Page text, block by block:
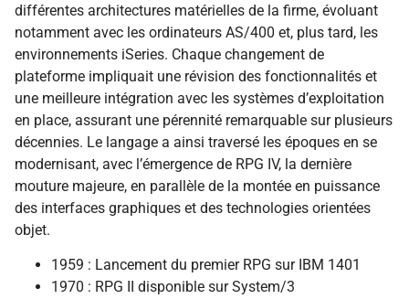
différentes architectures matérielles de la firme, évoluant
notamment avec les ordinateurs AS/400 et, plus tard, les
environnements iSeries. Chaque changement de
plateforme impliquait une révision des fonctionnalités et
une meilleure intégration avec les systèmes d’exploitation
en place, assurant une pérennité remarquable sur plusieurs
décennies. Le langage a ainsi traversé les époques en se
modernisant, avec l’émergence de RPG IV, la dernière
mouture majeure, en parallèle de la montée en puissance
des interfaces graphiques et des technologies orientées
objet.
1959 : Lancement du premier RPG sur IBM 1401
1970 : RPG II disponible sur System/3